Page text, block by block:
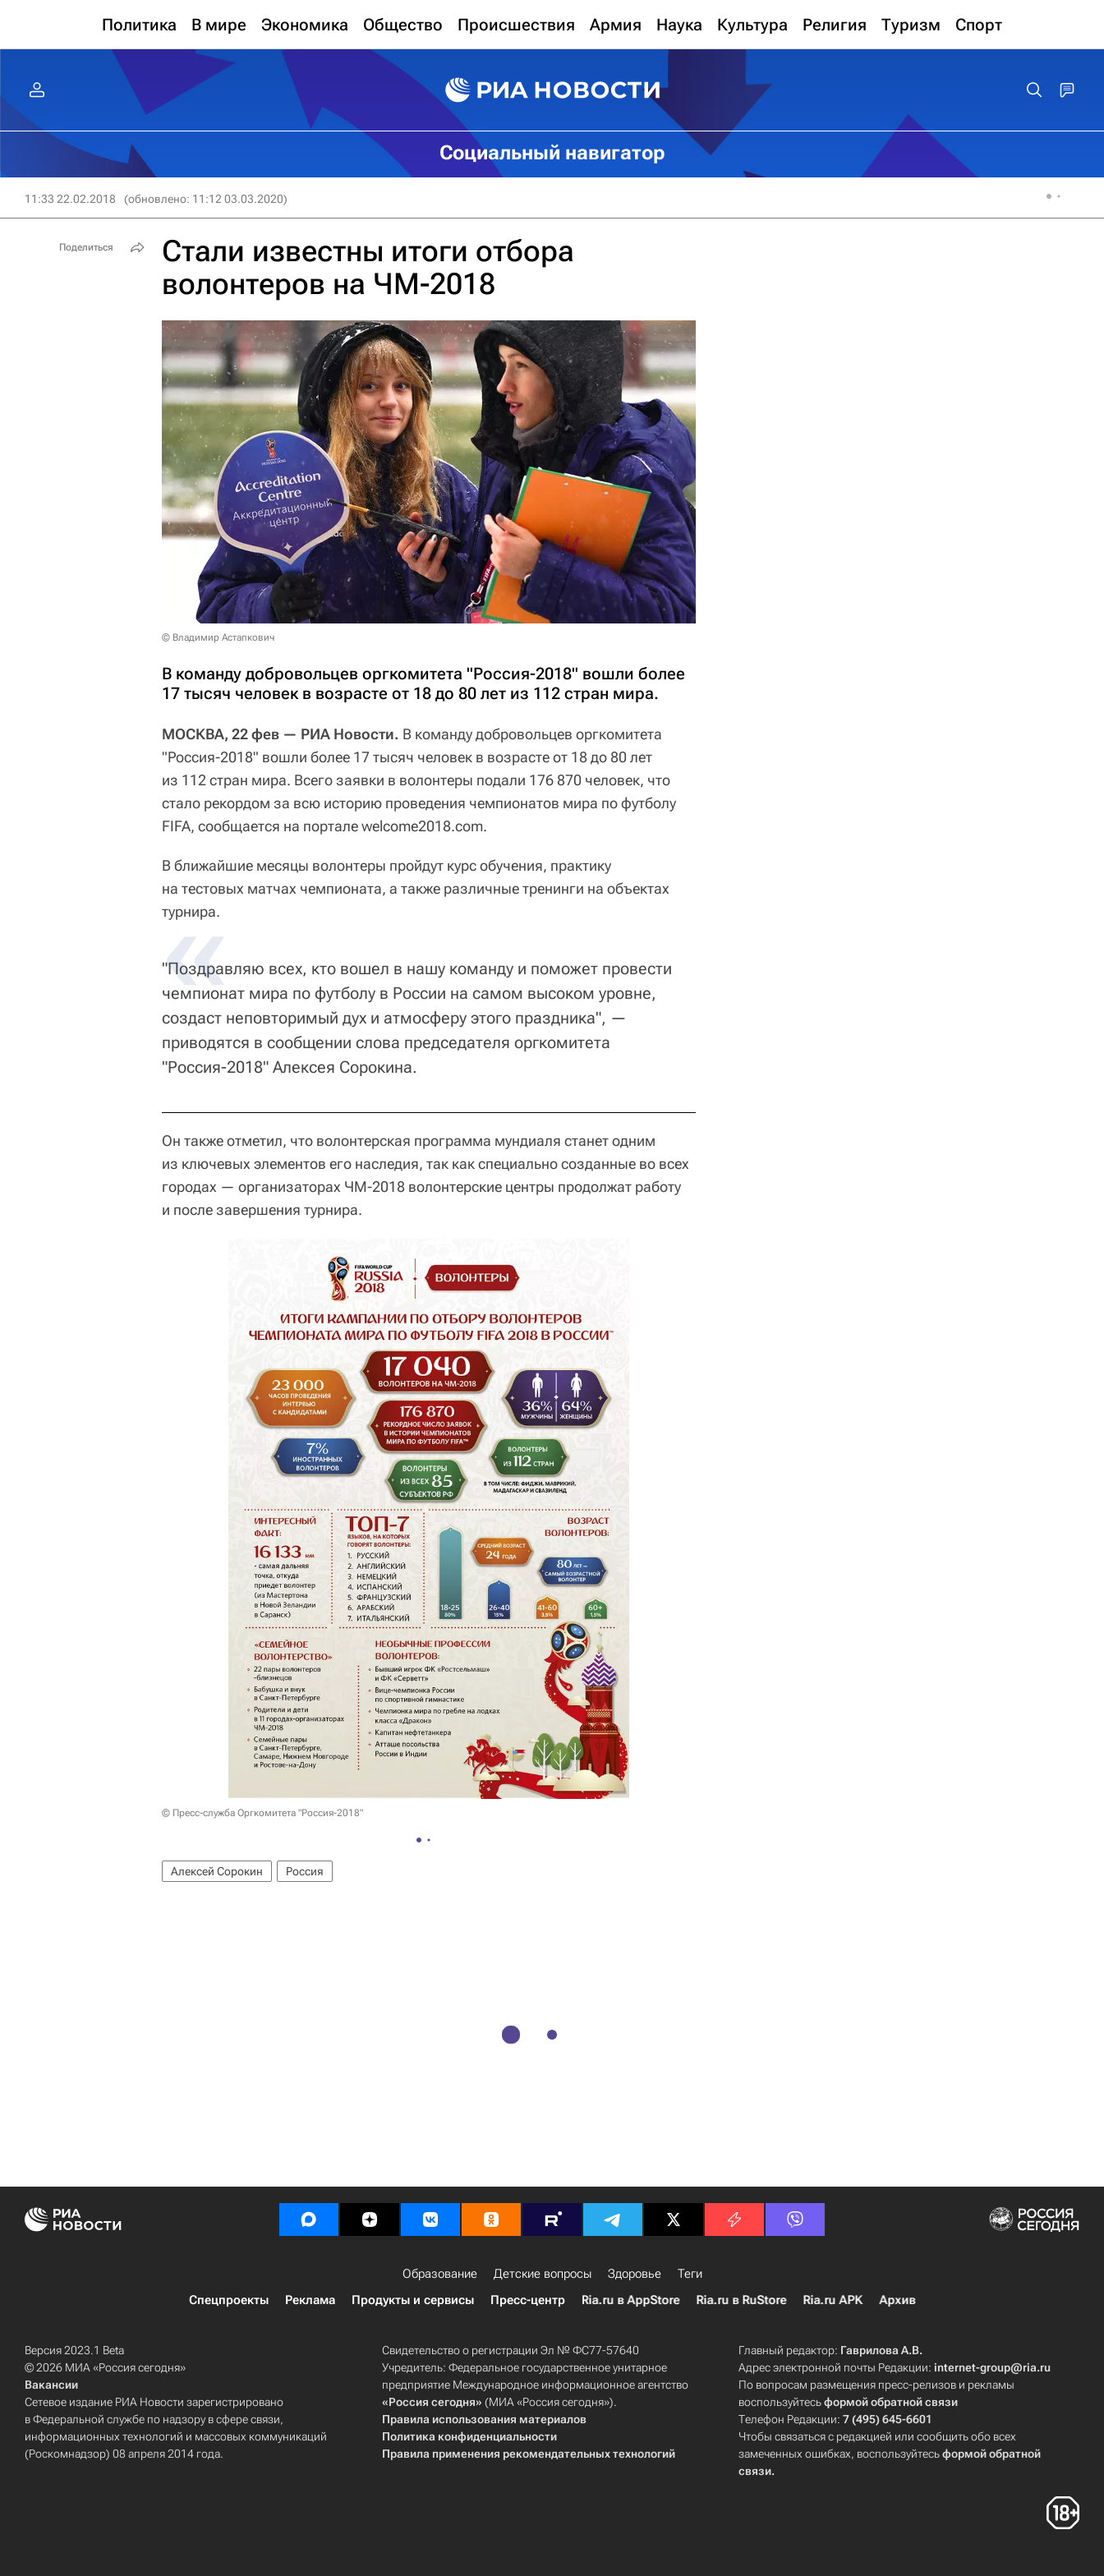
Политика В мире Экономика Общество Происшествия Армия Наука Культура Религия Туризм Спорт
Социальный навигатор
11:33 22.02.2018 (обновлено: 11:12 03.03.2020)
Стали известны итоги отбора
волонтеров на ЧМ-2018
© Владимир Астапкович
В команду добровольцев оргкомитета "Россия-2018" вошли более
17 тысяч человек в возрасте от 18 до 80 лет из 112 стран мира.
МОСКВА, 22 фев — РИА Новости. В команду добровольцев оргкомитета
"Россия-2018" вошли более 17 тысяч человек в возрасте от 18 до 80 лет
из 112 стран мира. Всего заявки в волонтеры подали 176 870 человек, что
стало рекордом за всю историю проведения чемпионатов мира по футболу
FIFA, сообщается на портале welcome2018.com.
В ближайшие месяцы волонтеры пройдут курс обучения, практику
на тестовых матчах чемпионата, а также различные тренинги на объектах
турнира.
"Поздравляю всех, кто вошел в нашу команду и поможет провести
чемпионат мира по футболу в России на самом высоком уровне,
создаст неповторимый дух и атмосферу этого праздника", —
приводятся в сообщении слова председателя оргкомитета
"Россия-2018" Алексея Сорокина.
Он также отметил, что волонтерская программа мундиаля станет одним
из ключевых элементов его наследия, так как специально созданные во всех
городах — организаторах ЧМ-2018 волонтерские центры продолжат работу
и после завершения турнира.
© Пресс-служба Оргкомитета "Россия-2018"
Алексей Сорокин Россия
Поделиться
Образование Детские вопросы Здоровье
Теги
Спецпроекты
Реклама Продукты и сервисы Пресс-центр Ria.ru в AppStore Ria.ru в RuStore Ria.ru APK Архив
Версия 2023.1 Beta
© 2026 МИА «Россия сегодня»
Вакансии
Сетевое издание РИА Новости зарегистрировано
в Федеральной службе по надзору в сфере связи,
информационных технологий и массовых коммуникаций
(Роскомнадзор) 08 апреля 2014 года.
Свидетельство о регистрации Эл № ФС77-57640
Учредитель: Федеральное государственное унитарное
предприятие Международное информационное агентство
«Россия сегодня» (МИА «Россия сегодня»).
Правила использования материалов
Политика конфиденциальности
Правила применения рекомендательных технологий
Главный редактор: Гаврилова А.В.
Адрес электронной почты Редакции:internet-group@ria.ru
По вопросам размещения пресс-релизов и рекламы
воспользуйтесьформой обратной связи
Телефон Редакции:7 (495) 645-6601
Чтобы связаться с редакцией или сообщить обо всех
замеченных ошибках, воспользуйтесьформой обратной
связи.